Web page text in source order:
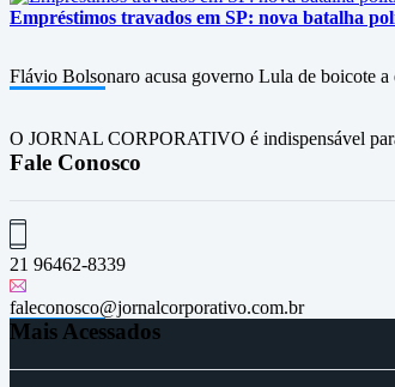
Empréstimos travados em SP: nova batalha
Flávio Bolsonaro acusa governo Lula de boicote
O JORNAL CORPORATIVO é indispensável
Fale Conosco
21 96462-8339
faleconosco@jornalcorporativo.com.br
Mais Acessados